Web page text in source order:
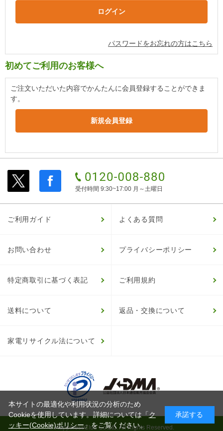
パスワードをお忘れの方はこちら
初めてご利用のお客様へ
ご注文いただいた内容でかんたんに会員登録することができま
す。
受付時間 9:30~17:00 月～土曜日
ご利用ガイド よくある質問
お問い合わせ プライバシーポリシー
特定商取引に基づく表記 ご利用規約
送料について 返品・交換について
家電リサイクル法について
© HappinessClub Co.Ltd. All Rights Reserved.
本サイトの最適化や利用状況の分析のため
Cookieを使用しています。詳細については「ク
ッキー(Cookie)ポリシー」をご覧ください。
承諾する